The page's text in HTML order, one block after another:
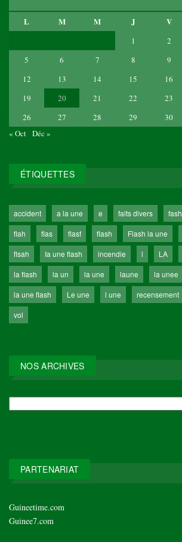
L M M J V
1 2
5
6 7 8 9
12
13 14 15 16
19
20 21 22 23
26
27 28 29
30
« Oct Déc »
ÉTIQUETTES
accident a la une e faits divers fash
flah
flas flasf flash Flash la une
flsah
Ia une flash incendie l LA
la flash
la un la une laune la unee
la une flash
Le une l une recensement
vol
NOS ARCHIVES
PARTENARIAT
Guineetime.com
Guinee7.com